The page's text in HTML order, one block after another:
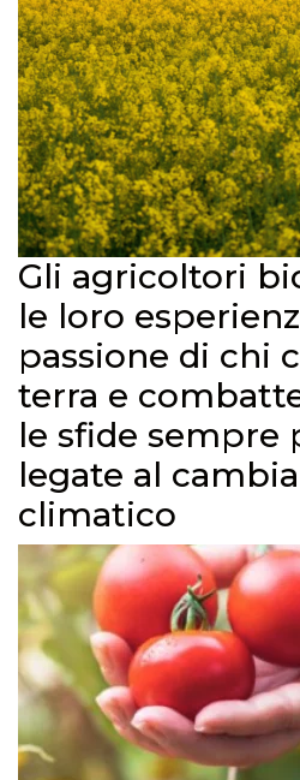
Gli agricoltori
le loro
passione di chi
terra e
le sfide sempre
legate al
climatico